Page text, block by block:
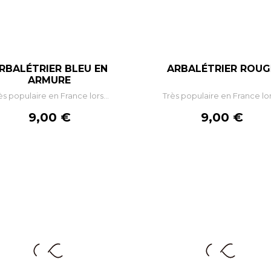
BLEU EN
ARMURE
populaire en France lors...
Prix
9,00 €
– + ARBALÉTRIER
Très populaire en France
Prix
9,00 €
– +